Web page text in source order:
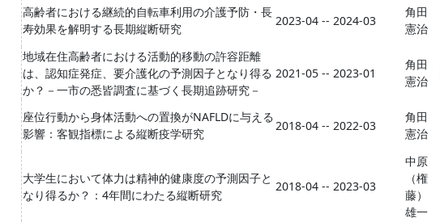
高齢者における継続的自転車利用の介護予防・長
寿効果を解明する長期縦断研究
2023-04 -- 2024-03
角田
憲治
地域在住高齢者における活動的移動の許容距離
は、認知症発症、要介護化の予測因子となり得る
か？－一市の悉皆調査に基づく長期追跡研究－
2021-05 -- 2023-01
角田
憲治
座位行動から身体活動への置換がNAFLDに与える
影響：客観指標による縦断疫学研究
2018-04 -- 2022-03
角田
憲治
大学生において体力は精神的健康度の予測因子と
なり得るか？：4年間にわたる縦断研究
2018-04 -- 2023-03
中原
（権
藤）
雄一